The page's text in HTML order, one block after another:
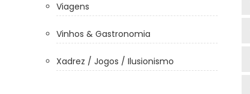
Viagens
Vinhos & Gastronomia
Xadrez / Jogos / Ilusionismo